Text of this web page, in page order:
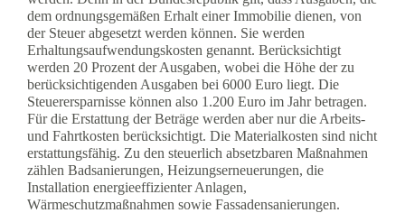
dem ordnungsgemäßen Erhalt einer Immobilie dienen, von
der Steuer abgesetzt werden können. Sie werden
Erhaltungsaufwendungskosten genannt. Berücksichtigt
werden 20 Prozent der Ausgaben, wobei die Höhe der zu
berücksichtigenden Ausgaben bei 6000 Euro liegt. Die
Steuerersparnisse können also 1.200 Euro im Jahr betragen.
Für die Erstattung der Beträge werden aber nur die Arbeits-
und Fahrtkosten berücksichtigt. Die Materialkosten sind nicht
erstattungsfähig. Zu den steuerlich absetzbaren Maßnahmen
zählen Badsanierungen, Heizungserneuerungen, die
Installation energieeffizienter Anlagen,
Wärmeschutzmaßnahmen sowie Fassadensanierungen.